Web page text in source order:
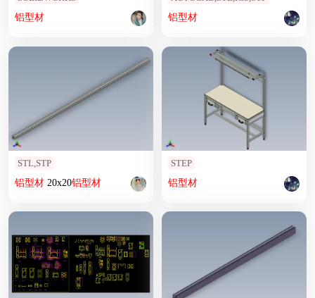
铝型材 铝型材
STL,STP
铝型材20x20铝型材
STEP
铝型材